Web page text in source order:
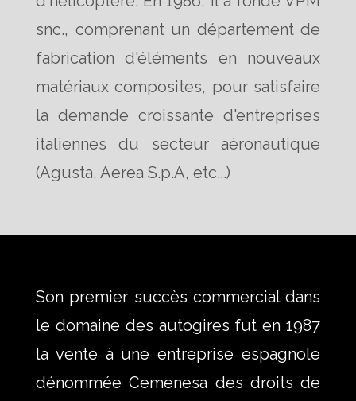
snc., comprenant un département de
fabrication d'éléments en nouveaux
matériaux composites, pour satisfaire
la demande croissante d'entreprises
italiennes du secteur aéronautique
(Agusta, Aerea S.p.A, etc...)
Son premier succès commercial dans
le domaine des autogires fut en 1987
la vente à une entreprise espagnole
dénommée Cemenesa des droits de